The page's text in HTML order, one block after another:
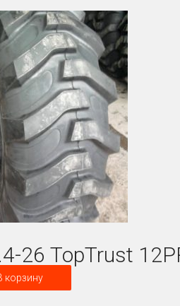
26 TopTrust
корзину